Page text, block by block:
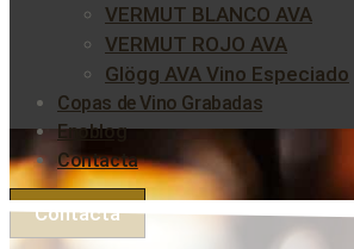
VERMUT BLANCO AVA
VERMUT ROJO AVA
Glögg AVA Vino Especiado
Copas de Vino Grabadas
Enoblog
Contacta
Contacta